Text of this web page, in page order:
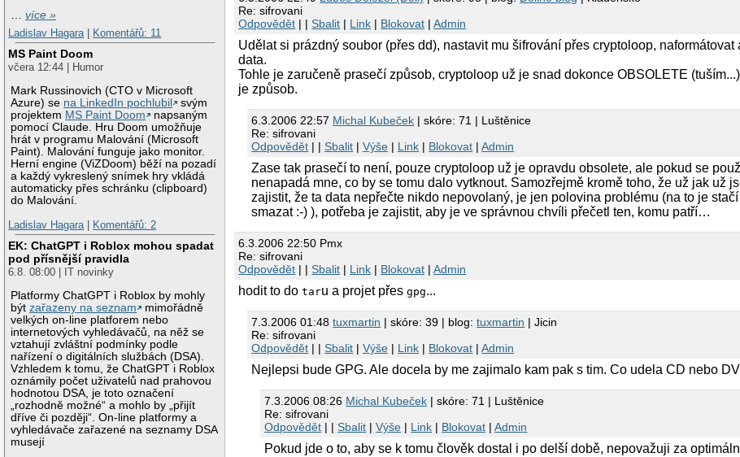
…více »
Ladislav Hagara
Komentářů: 11
MS Paint Doom
včera 12:44 | Humor
Mark Russinovich (CTO v Microsoft
Azure) se na LinkedIn pochlubil
svým
projektem MS Paint Doom
napsaným
pomocí Claude. Hru Doom umožňuje
hrát v programu Malování (Microsoft
Paint). Malování funguje jako monitor.
Herní engine (ViZDoom) běží na pozadí
a každý vykreslený snímek hry vkládá
automaticky přes schránku (clipboard)
do Malování.
Ladislav Hagara
Komentářů: 2
EK: ChatGPT i Roblox mohou spadat
pod přísnější pravidla
6.8. 08:00 | IT novinky
Platformy ChatGPT i Roblox by mohly
býtzařazeny na seznam
mimořádně
velkých on-line platforem nebo
internetových vyhledávačů, na něž se
vztahují zvláštní podmínky podle
nařízení o digitálních službách (DSA).
Vzhledem k tomu, že ChatGPT i Roblox
oznámily počet uživatelů nad prahovou
hodnotou DSA, je toto označení
„rozhodně možné“ a mohlo by „přijít
dříve či později“. On-line platformy a
vyhledávače zařazené na seznamy DSA
musejí
Re: sifrovani
Odpovědět | |Sbalit | Link | Blokovat |Admin
Udělat si prázdný soubor (přes dd), nastavit mu šifrování přes cryptoloop, naformátovat
data.
Tohle je zaručeně prasečí způsob, cryptoloop už je snad dokonce OBSOLETE
je způsob.
6.3.2006 22:57 Michal Kubeček | skóre: 71 | Luštěnice
Re: sifrovani
Odpovědět | |Sbalit |Výše | Link | Blokovat |Admin
Zase tak prasečí to není, pouze cryptoloop už je opravdu obsolete, ale pokud se
nenapadá mne, co by se tomu dalo vytknout. Samozřejmě kromě toho, že už jak už
zajistit, že ta data nepřečte nikdo nepovolaný, je jen polovina problému (na to je
smazat :-) ), potřeba je zajistit, aby je ve správnou chvíli přečetl ten, komu patří…
6.3.2006 22:50 Pmx
Re: sifrovani
Odpovědět | |Sbalit | Link | Blokovat |Admin
hodit to dotaru a projet přesgpg...
7.3.2006 01:48tuxmartin | skóre: 39 | blog:tuxmartin | Jicin
Re: sifrovani
Odpovědět | |Sbalit |Výše | Link | Blokovat |Admin
Nejlepsi bude GPG. Ale docela by me zajimalo kam pak s tim. Co udela CD nebo
7.3.2006 08:26 Michal Kubeček | skóre: 71 | Luštěnice
Re: sifrovani
Odpovědět | |Sbalit |Výše | Link | Blokovat |Admin
Pokud jde o to, aby se k tomu člověk dostal i po delší době, nepovažuji za